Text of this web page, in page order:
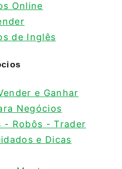
Online
de Inglês
e Ganhar
Negócios
- Robôs - Trader
e Dicas